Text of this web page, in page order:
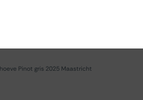
Pinot gris 2025 Maastricht